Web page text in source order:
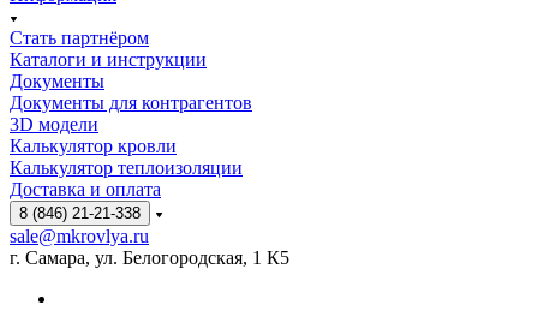
Стать партнёром
Каталоги и инструкции
Документы
Документы для контрагентов
3D модели
Калькулятор кровли
Калькулятор теплоизоляции
Доставка и оплата
8 (846) 21-21-338
sale@mkrovlya.ru
г. Самара, ул. Белогородская, 1 К5